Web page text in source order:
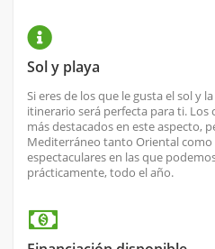
Sol y playa
Si eres de los que le gusta el sol y
itinerario será perfecta para ti. Los
más destacados en este aspecto,
Mediterráneo tanto Oriental como
espectaculares en las que
prácticamente, todo el año.